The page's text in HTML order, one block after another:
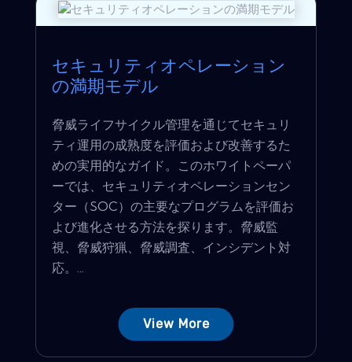
セキュリティオペレーション
の満期モデル
脅威ライフサイクル管理を通じてセキュリ
ティ運用の成熟度を評価および改善するた
めの実用的なガイド。このホワイトペーパ
ーでは、セキュリティオペレーションセン
ター（SOC）の主要なプログラムを評価お
よび進化させる方法を探ります。脅威監
視、脅威狩猟、脅威調査、インシデント対
応。...
View More